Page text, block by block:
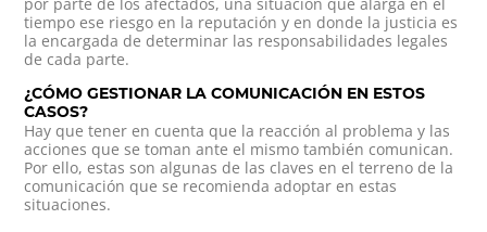
tiempo ese riesgo en la reputación y en donde la justicia es
la encargada de determinar las responsabilidades legales
de cada parte.
¿CÓMO GESTIONAR LA COMUNICACIÓN EN ESTOS
CASOS?
Hay que tener en cuenta que la reacción al problema y las
acciones que se toman ante el mismo también comunican.
Por ello, estas son algunas de las claves en el terreno de la
comunicación que se recomienda adoptar en estas
situaciones.